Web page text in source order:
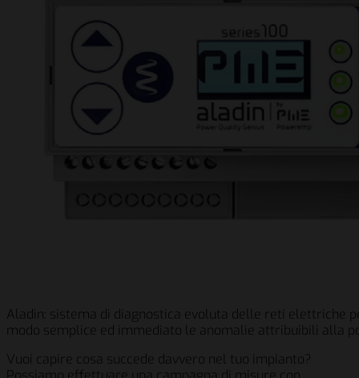
Aladin: sistema di diagnostica evoluta delle reti elettriche
modo semplice ed immediato le anomalie attribuibili alla
Vuoi capire cosa succede davvero nel tuo impianto?